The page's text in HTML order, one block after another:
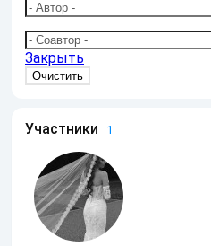
Закрыть
Участники 1